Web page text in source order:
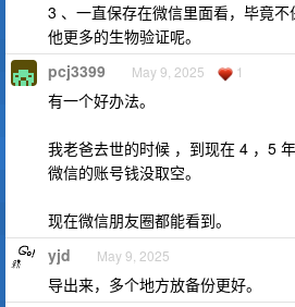
3 、一直保存在微信里面看，毕竟
他更多的生物验证呢。
pcj3399 May 9, 2025 1
有一个好办法。
我老爸去世的时候 ，到现在 4 ，5 年
微信的账号钱没取空。
现在微信朋友圈都能看到。
yjd May 9, 2025
导出来，多个地方放备份更好。